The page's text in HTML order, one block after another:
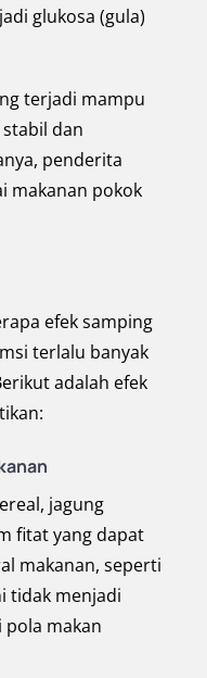
glukosa (gula)
terjadi mampu
dan
penderita
makanan pokok
efek samping
terlalu banyak
adalah efek
jagung
fitat yang dapat
makanan, seperti
tidak menjadi
pola makan